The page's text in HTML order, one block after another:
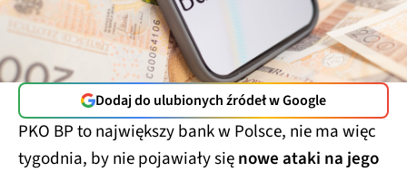
Dodaj do ulubionych źródeł w Google
PKO BP to największy bank w Polsce, nie ma więc
tygodnia, by nie pojawiały sięnowe ataki na jego